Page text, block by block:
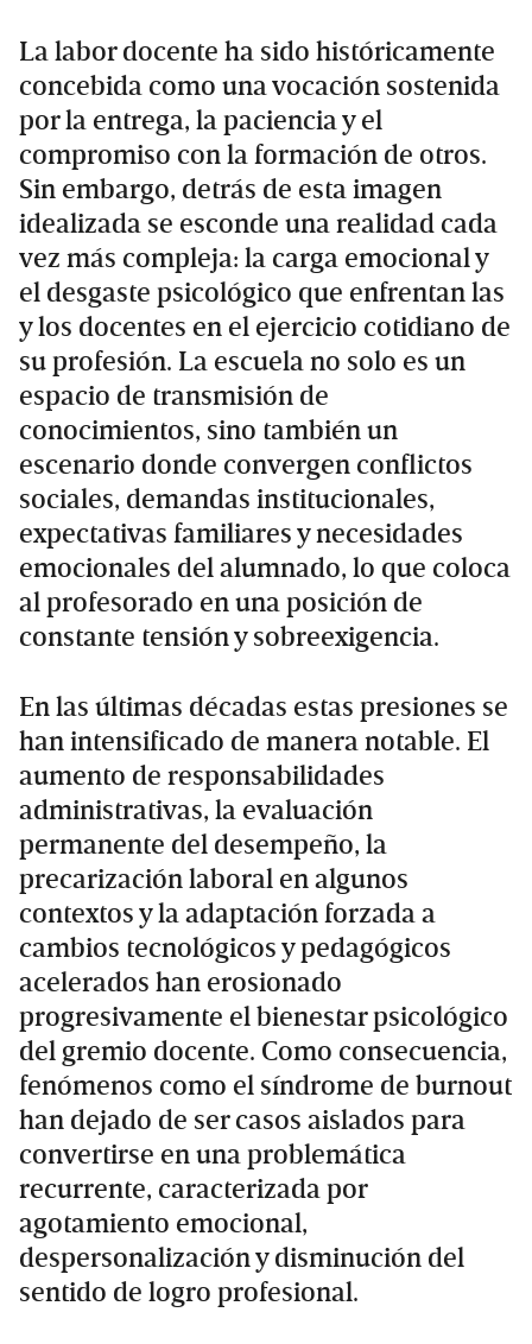
La labor docente ha sido históricamente
concebida como una vocación sostenida
por la entrega, la paciencia y el
compromiso con la formación de otros.
Sin embargo, detrás de esta imagen
idealizada se esconde una realidad cada
vez más compleja: la carga emocional y
el desgaste psicológico que enfrentan las
y los docentes en el ejercicio cotidiano de
su profesión. La escuela no solo es un
espacio de transmisión de
conocimientos, sino también un
escenario donde convergen conflictos
sociales, demandas institucionales,
expectativas familiares y necesidades
emocionales del alumnado, lo que coloca
al profesorado en una posición de
constante tensión y sobreexigencia.
En las últimas décadas estas presiones se
han intensificado de manera notable. El
aumento de responsabilidades
administrativas, la evaluación
permanente del desempeño, la
precarización laboral en algunos
contextos y la adaptación forzada a
cambios tecnológicos y pedagógicos
acelerados han erosionado
progresivamente el bienestar psicológico
del gremio docente. Como consecuencia,
fenómenos como el síndrome de burnout
han dejado de ser casos aislados para
convertirse en una problemática
recurrente, caracterizada por
agotamiento emocional,
despersonalización y disminución del
sentido de logro profesional.